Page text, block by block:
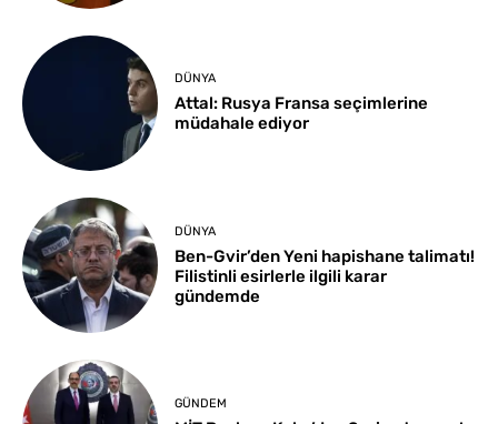
DÜNYA
Attal: Rusya Fransa seçimlerine
müdahale ediyor
DÜNYA
Ben-Gvir’den Yeni hapishane talimatı!
Filistinli esirlerle ilgili karar
gündemde
GÜNDEM